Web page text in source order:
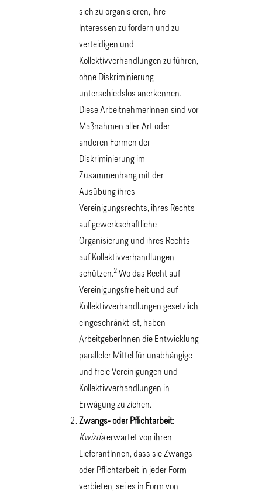
sich zu organisieren, ihre
Interessen zu fördern und zu
verteidigen und
Kollektivverhandlungen zu führen,
ohne Diskriminierung
unterschiedslos anerkennen.
Diese ArbeitnehmerInnen sind vor
Maßnahmen aller Art oder
anderen Formen der
Diskriminierung im
Zusammenhang mit der
Ausübung ihres
Vereinigungsrechts, ihres Rechts
auf gewerkschaftliche
Organisierung und ihres Rechts
auf Kollektivverhandlungen
schützen.2 Wo das Recht auf
Vereinigungsfreiheit und auf
Kollektivverhandlungen gesetzlich
eingeschränkt ist, haben
ArbeitgeberInnen die Entwicklung
paralleler Mittel für unabhängige
und freie Vereinigungen und
Kollektivverhandlungen in
Erwägung zu ziehen.
Zwangs- oder Pflichtarbeit:
Kwizdaerwartet von ihren
LieferantInnen, dass sie Zwangs-
oder Pflichtarbeit in jeder Form
verbieten, sei es in Form von